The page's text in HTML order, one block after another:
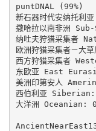
puntDNAL (99%)
新石器时代安纳托
撒哈拉以南非洲
纳吐夫狩猎采集者
欧洲狩猎采集者－大
西方狩猎采集者
东欧亚 East
美洲印第安人
西伯利亚
大洋洲 Oceanian: